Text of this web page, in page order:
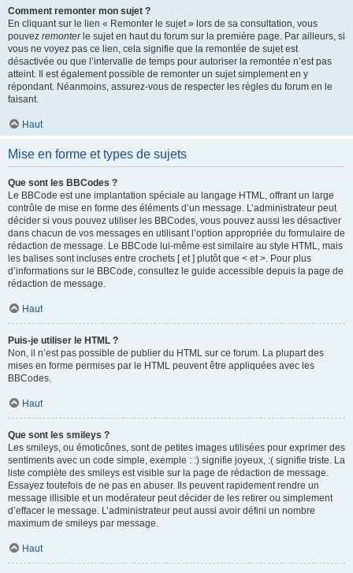
Comment remonter mon sujet ?
En cliquant sur le lien « Remonter le sujet » lors de sa consultation, vous
pouvez remonterle sujet en haut du forum sur la première page. Par ailleurs, si
vous ne voyez pas ce lien, cela signifie que la remontée de sujet est
désactivée ou que l’intervalle de temps pour autoriser la remontée n’est pas
atteint. Il est également possible de remonter un sujet simplement en y
répondant. Néanmoins, assurez-vous de respecter les règles du forum en le
faisant.
Haut
Mise en forme et types de sujets
Que sont les BBCodes ?
Le BBCode est une implantation spéciale au langage HTML, offrant un large
contrôle de mise en forme des éléments d’un message. L’administrateur peut
décider si vous pouvez utiliser les BBCodes, vous pouvez aussi les désactiver
dans chacun de vos messages en utilisant l’option appropriée du formulaire de
rédaction de message. Le BBCode lui-même est similaire au style HTML, mais
les balises sont incluses entre crochets [ et ] plutôt que < et >. Pour plus
d’informations sur le BBCode, consultez le guide accessible depuis la page de
rédaction de message.
Haut
Puis-je utiliser le HTML ?
Non, il n’est pas possible de publier du HTML sur ce forum. La plupart des
mises en forme permises par le HTML peuvent être appliquées avec les
BBCodes.
Haut
Que sont les smileys ?
Les smileys, ou émoticônes, sont de petites images utilisées pour exprimer des
sentiments avec un code simple, exemple : :) signifie joyeux, :( signifie triste. La
liste complète des smileys est visible sur la page de rédaction de message.
Essayez toutefois de ne pas en abuser. Ils peuvent rapidement rendre un
message illisible et un modérateur peut décider de les retirer ou simplement
d’effacer le message. L’administrateur peut aussi avoir défini un nombre
maximum de smileys par message.
Haut